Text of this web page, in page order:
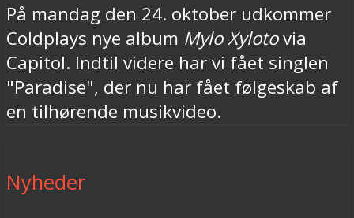
På mandag den 24. oktober udkommer
Coldplays nye album Mylo Xylotovia
Capitol. Indtil videre har vi fået singlen
"Paradise", der nu har fået følgeskab af
en tilhørende musikvideo.
Nyheder